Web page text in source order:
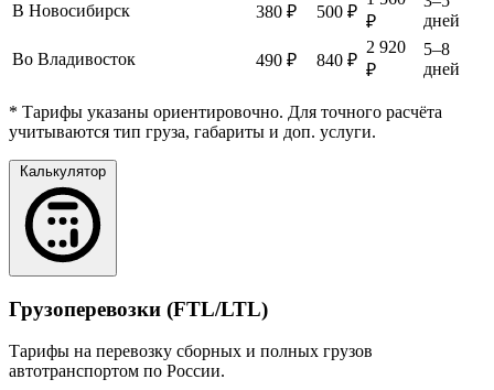
В Новосибирск 380 ₽ 500 ₽
₽
дней
Во Владивосток 490 ₽ 840 ₽
2 920
₽
5–8
дней
* Тарифы указаны ориентировочно. Для точного расчёта
учитываются тип груза, габариты и доп. услуги.
Калькулятор
Грузоперевозки (FTL/LTL)
Тарифы на перевозку сборных и полных грузов
автотранспортом по России.